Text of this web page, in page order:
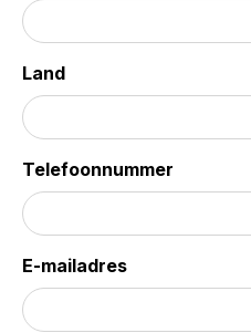
Land
Telefoonnummer
E-mailadres